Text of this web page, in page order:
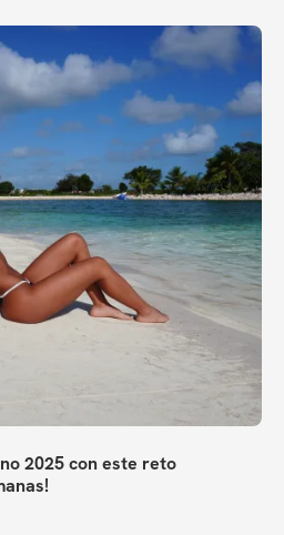
2025 con este reto